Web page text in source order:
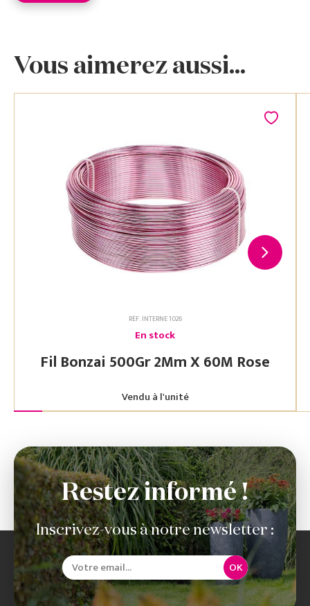
Vous aimerez aussi...
RÉF. INTERNE 1026
En stock
Fil Bonzai 500Gr 2Mm X 60M Rose
Vendu à l'unité
Restez informé !
Inscrivez-vous à notre newsletter :
OK